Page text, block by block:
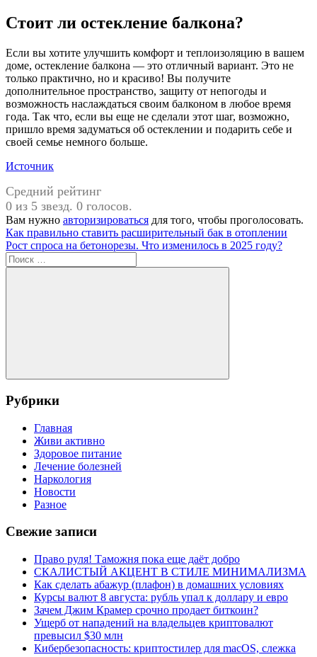
Стоит ли остекление балкона?
Если вы хотите улучшить комфорт и теплоизоляцию в вашем
доме, остекление балкона — это отличный вариант. Это не
только практично, но и красиво! Вы получите
дополнительное пространство, защиту от непогоды и
возможность наслаждаться своим балконом в любое время
года. Так что, если вы еще не сделали этот шаг, возможно,
пришло время задуматься об остеклении и подарить себе и
своей семье немного больше.
Источник
Средний рейтинг
0 из 5 звезд. 0 голосов.
Вам нужно авторизироваться для того, чтобы проголосовать.
Навигация
по
записям
Предыдущая
запись:
Как правильно ставить расширительный бак в отоплении
Следующая
запись:
Рост спроса на бетонорезы. Что изменилось в 2025 году?
Поиск
для:
Поиск
Рубрики
Главная
Живи активно
Здоровое питание
Лечение болезней
Наркология
Новости
Разное
Свежие записи
Право руля! Таможня пока еще даёт добро
СКАЛИСТЫЙ АКЦЕНТ В СТИЛЕ МИНИМАЛИЗМА
Как сделать абажур (плафон) в домашних условиях
Курсы валют 8 августа: рубль упал к доллару и евро
Зачем Джим Крамер срочно продает биткоин?
Ущерб от нападений на владельцев криптовалют
превысил $30 млн
Кибербезопасность: криптостилер для macOS, слежка